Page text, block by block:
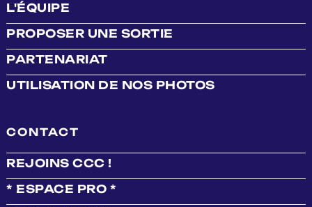
L'ÉQUIPE
PROPOSER UNE SORTIE
PARTENARIAT
UTILISATION DE NOS PHOTOS
CONTACT
REJOINS CCC !
* ESPACE PRO *